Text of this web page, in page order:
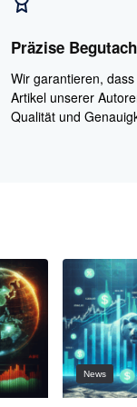
Präzise
Wir garantieren,
Artikel unserer
Qualität und
News